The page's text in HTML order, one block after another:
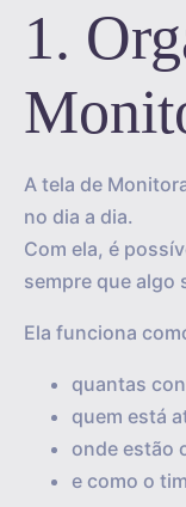
1.
A tela de
no dia a dia.
Com ela, é
sempre que algo
Ela funciona
quantas
quem está
onde estão
e como o